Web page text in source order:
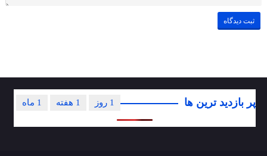
پر بازدید ترین ها 1 ماه 1 هفته 1 روز